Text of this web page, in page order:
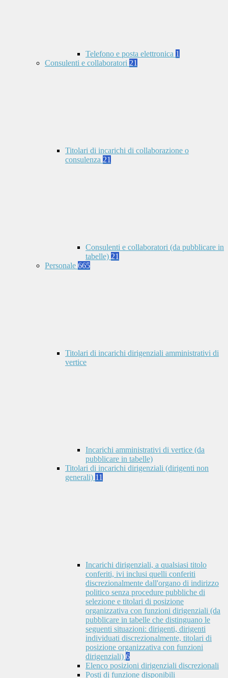
Telefono e posta elettronica 1
Consulenti e collaboratori 21
Titolari di incarichi di collaborazione o
consulenza 21
Consulenti e collaboratori (da pubblicare in
tabelle) 21
Personale 665
Titolari di incarichi dirigenziali amministrativi di
vertice
Incarichi amministrativi di vertice (da
pubblicare in tabelle)
Titolari di incarichi dirigenziali (dirigenti non
generali) 11
Incarichi dirigenziali, a qualsiasi titolo
conferiti, ivi inclusi quelli conferiti
discrezionalmente dall'organo di indirizzo
politico senza procedure pubbliche di
selezione e titolari di posizione
organizzativa con funzioni dirigenziali (da
pubblicare in tabelle che distinguano le
seguenti situazioni: dirigenti, dirigenti
individuati discrezionalmente, titolari di
posizione organizzativa con funzioni
dirigenziali) 6
Elenco posizioni dirigenziali discrezionali
Posti di funzione disponibili